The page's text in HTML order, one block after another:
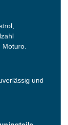
Moturo.
und